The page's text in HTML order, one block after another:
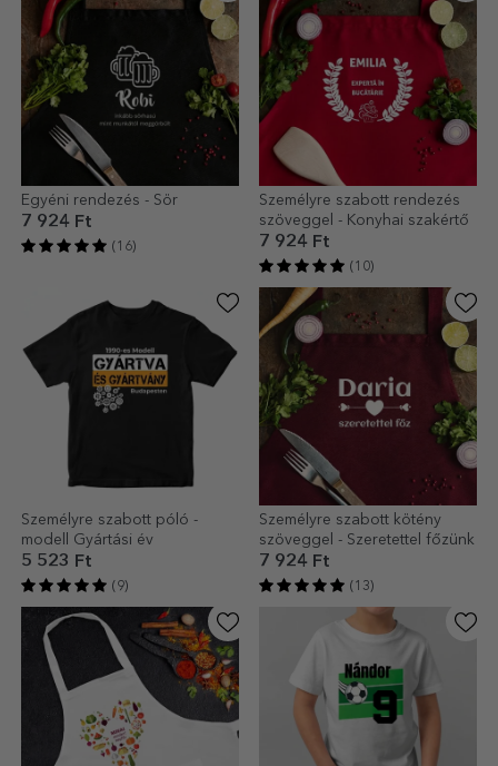
Egyéni rendezés - Sör
7 924 Ft
(16)
Személyre szabott rendezés
szöveggel - Konyhai szakértő
7 924 Ft
(10)
Személyre szabott póló -
modell Gyártási év
5 523 Ft
(9)
Személyre szabott kötény
szöveggel - Szeretettel főzünk
7 924 Ft
(13)